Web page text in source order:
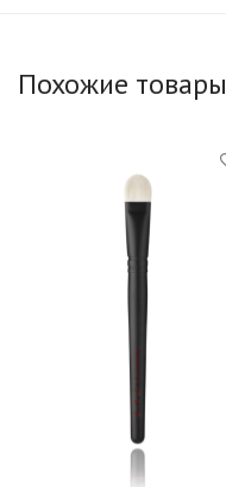
Похожие товары